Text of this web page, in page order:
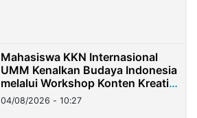
Mahasiswa KKN Internasional
UMM Kenalkan Budaya Indonesia
melalui Workshop Konten Kreatif
di Taiwan
04/08/2026 - 10:27